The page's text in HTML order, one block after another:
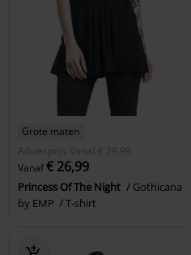
Grote maten
Adviesprijs
Vanaf € 29,99
Vanaf€ 26,99
Princess Of The Night
Gothicana
by EMP
T-shirt